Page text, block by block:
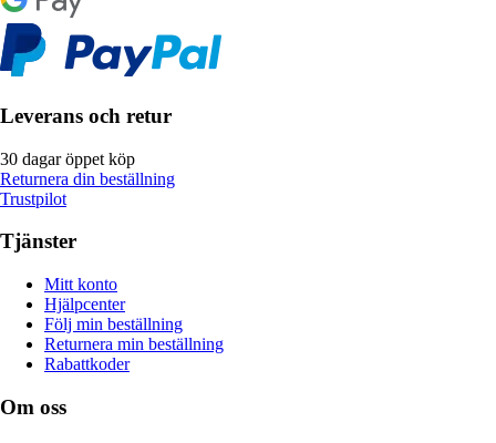
Leverans och retur
30 dagar öppet köp
Returnera din beställning
Trustpilot
Tjänster
Mitt konto
Hjälpcenter
Följ min beställning
Returnera min beställning
Rabattkoder
Om oss